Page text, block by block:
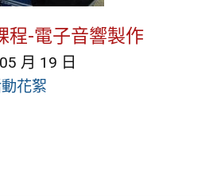
程-電子音響製作
月 19 日
花絮